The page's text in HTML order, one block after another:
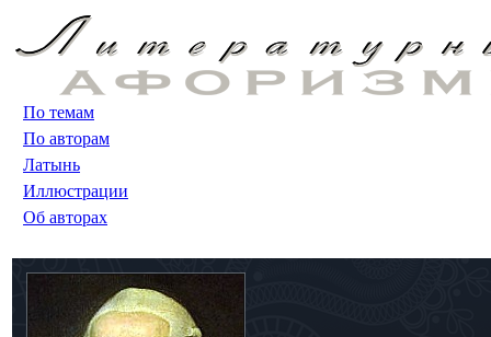
По темам
По авторам
Латынь
Иллюстрации
Об авторах